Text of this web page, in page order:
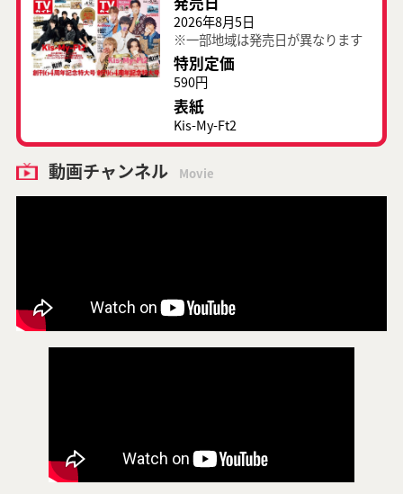
2026年8月5日
※一部地域は発売日が異なります
特別定価
590円
表紙
Kis-My-Ft2
動画チャンネル Movie